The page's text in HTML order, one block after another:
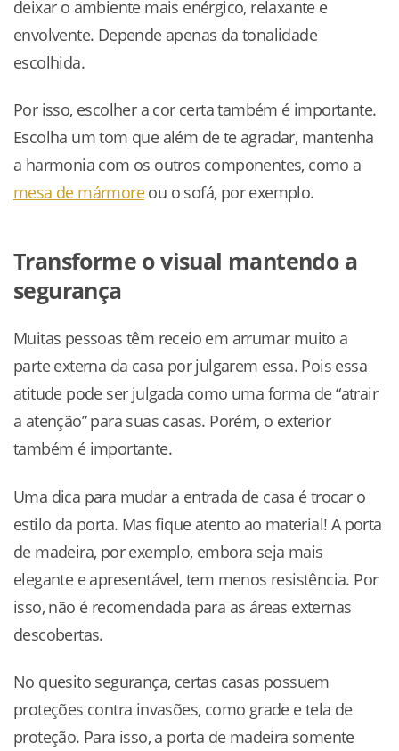
deixar o ambiente mais enérgico, relaxante e
envolvente. Depende apenas da tonalidade
escolhida.
Por isso, escolher a cor certa também é importante.
Escolha um tom que além de te agradar, mantenha
a harmonia com os outros componentes, como a
mesa de mármoreou o sofá, por exemplo.
Transforme o visual mantendo a
segurança
Muitas pessoas têm receio em arrumar muito a
parte externa da casa por julgarem essa. Pois essa
atitude pode ser julgada como uma forma de “atrair
a atenção” para suas casas. Porém, o exterior
também é importante.
Uma dica para mudar a entrada de casa é trocar o
estilo da porta. Mas fique atento ao material! A porta
de madeira, por exemplo, embora seja mais
elegante e apresentável, tem menos resistência. Por
isso, não é recomendada para as áreas externas
descobertas.
No quesito segurança, certas casas possuem
proteções contra invasões, como grade e tela de
proteção. Para isso, a porta de madeira somente